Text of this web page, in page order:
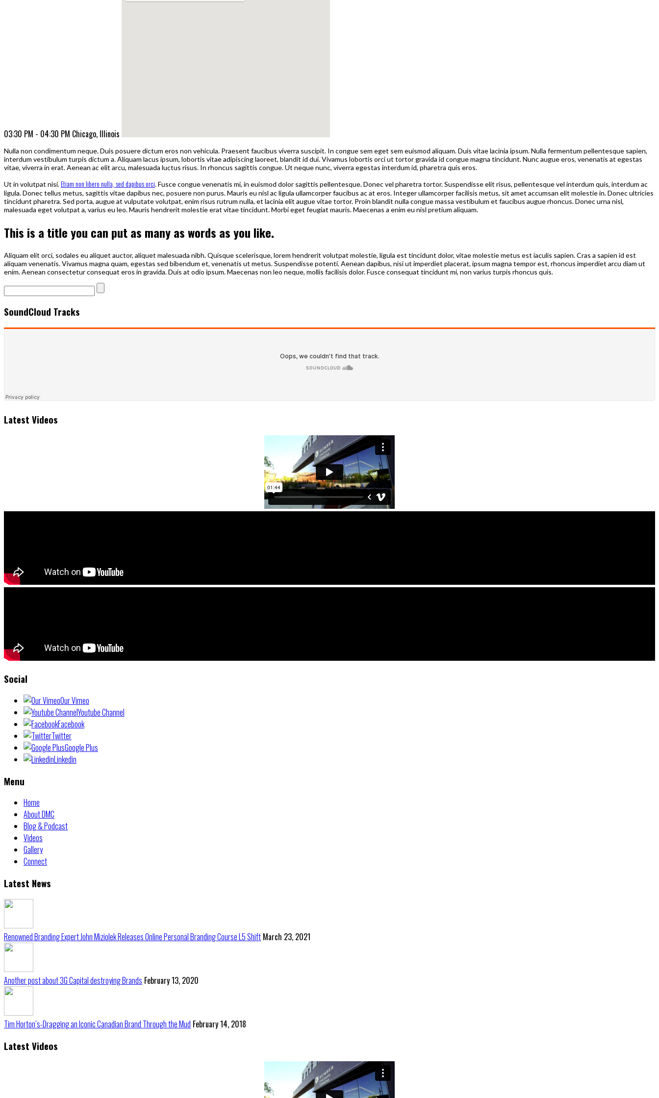
03:30 PM - 04:30 PM Chicago, Illinois
Nulla non condimentum neque. Duis posuere dictum eros non vehicula. Praesent faucibus viverra suscipit. In congue sem eget sem euismod aliquam. Duis vitae lacinia ipsum. Nulla fermentum pellentesque sapien,
interdum vestibulum turpis dictum a. Aliquam lacus ipsum, lobortis vitae adipiscing laoreet, blandit id dui. Vivamus lobortis orci ut tortor gravida id congue magna tincidunt. Nunc augue eros, venenatis at egestas
vitae, viverra in erat. Aenean ac elit arcu, malesuada luctus risus. In rhoncus sagittis congue. Ut neque nunc, viverra egestas interdum id, pharetra quis eros.
Ut in volutpat nisi.Etiam non libero nulla, sed dapibus orci. Fusce congue venenatis mi, in euismod dolor sagittis pellentesque. Donec vel pharetra tortor. Suspendisse elit risus, pellentesque vel interdum quis, interdum ac
ligula. Donec tellus metus, sagittis vitae dapibus nec, posuere non purus. Mauris eu nisl ac ligula ullamcorper faucibus ac at eros. Integer ullamcorper facilisis metus, sit amet accumsan elit molestie in. Donec ultricies
tincidunt pharetra. Sed porta, augue at vulputate volutpat, enim risus rutrum nulla, et lacinia elit augue vitae tortor. Proin blandit nulla congue massa vestibulum et faucibus augue rhoncus. Donec urna nisl,
malesuada eget volutpat a, varius eu leo. Mauris hendrerit molestie erat vitae tincidunt. Morbi eget feugiat mauris. Maecenas a enim eu nisl pretium aliquam.
This is a title you can put as many as words as you like.
Aliquam elit orci, sodales eu aliquet auctor, aliquet malesuada nibh. Quisque scelerisque, lorem hendrerit volutpat molestie, ligula est tincidunt dolor, vitae molestie metus est iaculis sapien. Cras a sapien id est
aliquam venenatis. Vivamus magna quam, egestas sed bibendum et, venenatis ut metus. Suspendisse potenti. Aenean dapibus, nisi ut imperdiet placerat, ipsum magna tempor est, rhoncus imperdiet arcu diam ut
enim. Aenean consectetur consequat eros in gravida. Duis at odio ipsum. Maecenas non leo neque, mollis facilisis dolor. Fusce consequat tincidunt mi, non varius turpis rhoncus quis.
SoundCloud Tracks
Latest Videos
Social
Our Vimeo
Youtube Channel
Facebook
Twitter
Google Plus
Linkedin
Menu
Home
About DMC
Blog & Podcast
Videos
Gallery
Connect
Latest News
Renowned Branding Expert John Miziolek Releases Online Personal Branding Course L5 Shift March 23, 2021
Another post about 3G Capital destroying Brands February 13, 2020
Tim Horton’s-Dragging an Iconic Canadian Brand Through the Mud February 14, 2018
Latest Videos